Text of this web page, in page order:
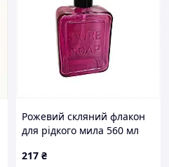
Рожевий скляний флакон
для рідкого мила 560 мл
217 ₴